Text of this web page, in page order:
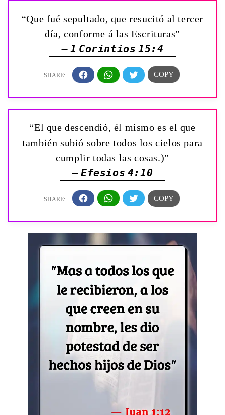
“Que fué sepultado, que resucitó al tercer
día, conforme á las Escrituras”
— 1 Corintios 15:4
“El que descendió, él mismo es el que
también subió sobre todos los cielos para
cumplir todas las cosas.)”
— Efesios 4:10